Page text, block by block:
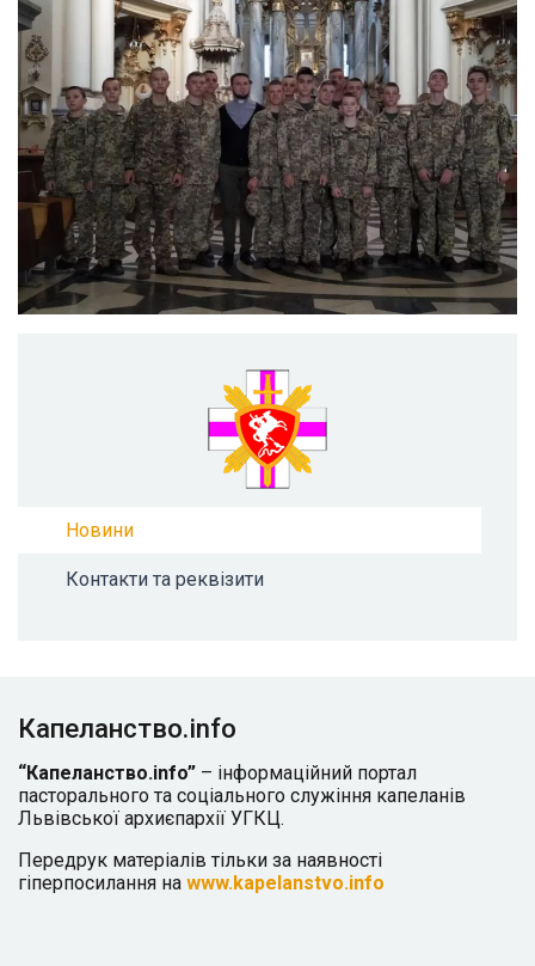
Новини
Контакти та реквізити
Капеланство.info
“Капеланство.info” – інформаційний портал
пасторального та соціального служіння капеланів
Львівської архиєпархії УГКЦ.
Передрук матеріалів тільки за наявності
гіперпосилання на www.kapelanstvo.info